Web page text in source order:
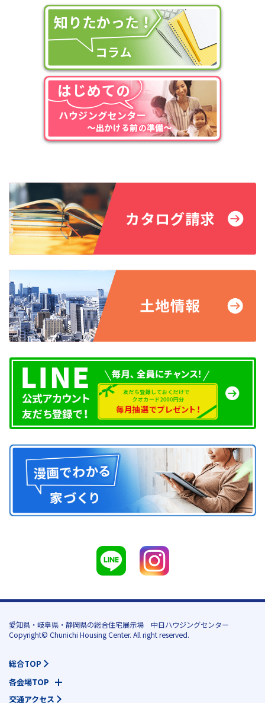
愛知県・岐阜県・静岡県の総合住宅展示場 中日ハウジングセンター
Copyright© Chunichi Housing Center. All right reserved.
総合TOP
各会場TOP
交通アクセス